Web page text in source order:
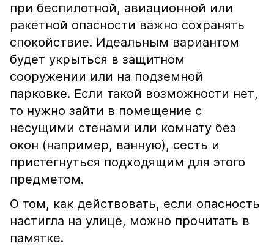
при беспилотной, авиационной или
ракетной опасности важно сохранять
спокойствие. Идеальным вариантом
будет укрыться в защитном
сооружении или на подземной
парковке. Если такой возможности нет,
то нужно зайти в помещение с
несущими стенами или комнату без
окон (например, ванную), сесть и
пристегнуться подходящим для этого
предметом.
О том, как действовать, если опасность
настигла на улице, можно прочитать в
памятке.